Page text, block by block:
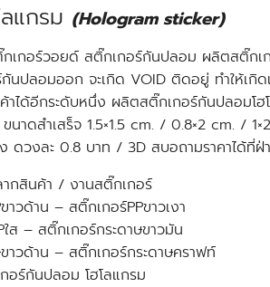
แกรม (Hologram sticker)
เกอร์วอยด์ สติ๊กเกอร์กันปลอม ผลิตสติ๊กเ
นปลอมออก จะเกิด VOID ติดอยู่ ทำให้เกิ
าได้อีกระดับหนึ่ง ผลิตสติ๊กเกอร์กันปลอมโฮ
ดสำเสร็จ 1.5×1.5 cm. / 0.8×2 cm. /
วงละ 0.8 บาท / 3D สบอถามราคาได้ที่ฝ่
กสินค้า / งานสติ๊กเกอร์
าวด้าน – สติ๊กเกอร์PPขาวเงา
ใส – สติ๊กเกอร์กระดาษขาวมัน
าวด้าน – สติ๊กเกอร์กระดาษคราฟท์
อร์กันปลอม โฮโลแกรม